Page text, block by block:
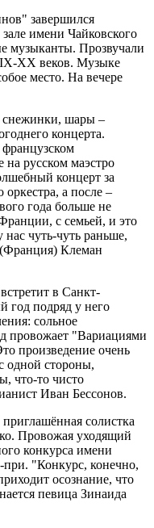
завершился
имени Чайковского
музыканты. Прозвучали
XX веков. Музыке
место. На вечере
снежинки, шары –
концерта.
на русском маэстро
концерт за
оркестра, а после –
года больше не
с семьей, и это
нас чуть-чуть раньше,
(Франция) Клеман
в Санкт-
год подряд у него
сольное
провожает "Вариациями
произведение очень
одной стороны,
что-то чисто
Иван Бессонов.
солистка
Провожая уходящий
конкурса имени
при. "Конкурс, конечно,
осознание, что
певица Зинаида